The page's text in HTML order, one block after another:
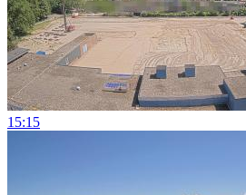
15:15